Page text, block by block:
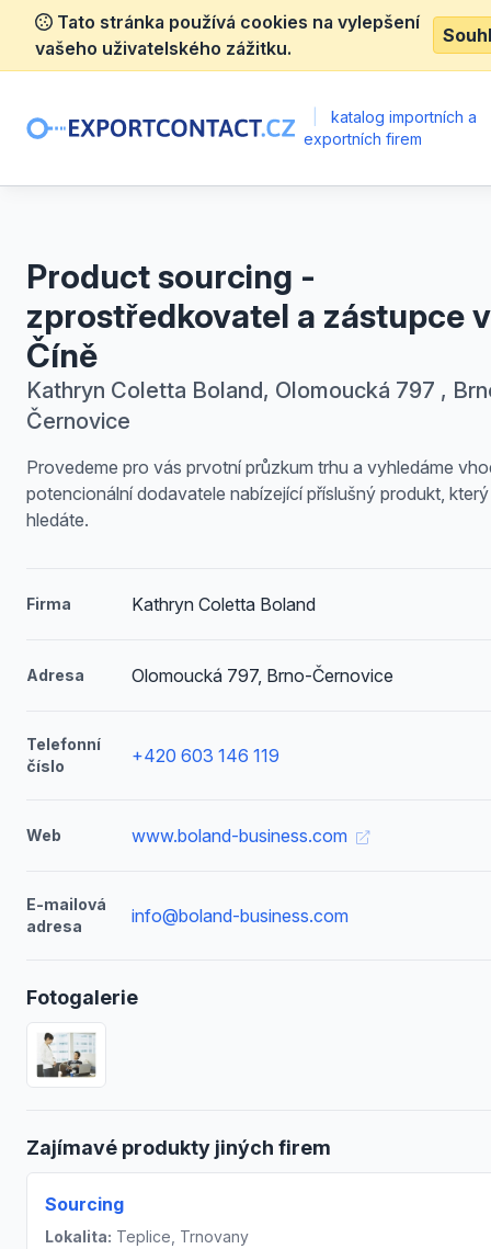
Tato stránka používá cookies na vylepšení
vašeho uživatelského zážitku.
katalog importních a
exportních firem
Product sourcing -
zprostředkovatel a zástupce v
Číně
Kathryn Coletta Boland, Olomoucká 797 ,
Černovice
Provedeme pro vás prvotní průzkum trhu a vyhledáme
potencionální dodavatele nabízející příslušný produkt, který
hledáte.
Firma Kathryn Coletta Boland
Adresa Olomoucká 797, Brno-Černovice
Telefonní
číslo
+420 603 146 119
Web www.boland-business.com
E-mailová
adresa
info@boland-business.com
Fotogalerie
Zajímavé produkty jiných firem
Sourcing
Lokalita: Teplice, Trnovany